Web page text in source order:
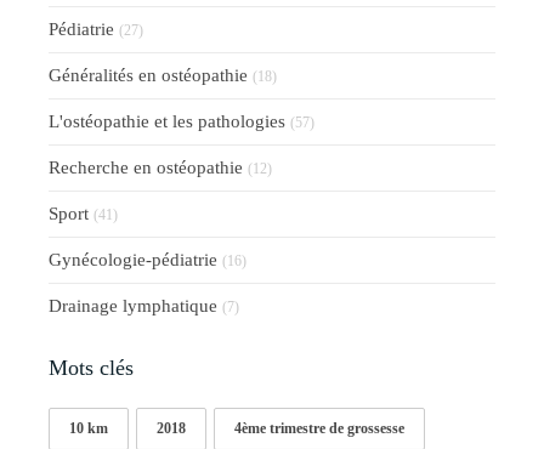
Pédiatrie (27)
Généralités en ostéopathie (18)
L'ostéopathie et les pathologies (57)
Recherche en ostéopathie (12)
Sport (41)
Gynécologie-pédiatrie (16)
Drainage lymphatique (7)
Mots clés
10 km 2018 4ème trimestre de grossesse